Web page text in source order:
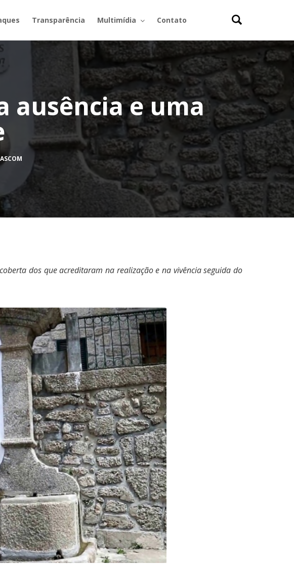
Transparência Multimídia Contato
ausência e uma
ASCOM
dos que acreditaram na realização e na vivência seguida do